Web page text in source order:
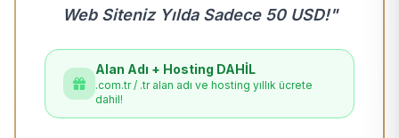
Web Siteniz Yılda Sadece 50 USD!"
Alan Adı + Hosting DAHİL
.com.tr / .tr alan adı ve hosting yıllık ücrete
dahil!